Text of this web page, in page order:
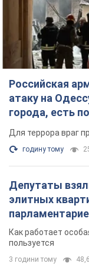
Российская
атаку на
города, есть
Для террора враг
годину тому
Депутаты
элитных
поселился
Как работает
пользуется
3 години тому